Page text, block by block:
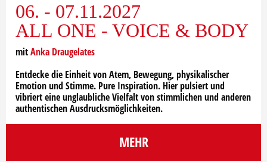
06. - 07.11.2027
ALL ONE - VOICE & BODY
mitAnka Draugelates
Entdecke die Einheit von Atem, Bewegung, physikalischer
Emotion und Stimme. Pure Inspiration. Hier pulsiert und
vibriert eine unglaubliche Vielfalt von stimmlichen und anderen
authentischen Ausdrucksmöglichkeiten.
MEHR